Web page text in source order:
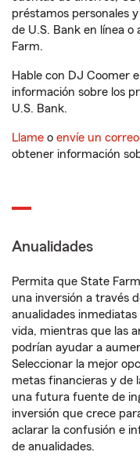
préstamos personales
de U.S. Bank en línea
Farm.
Hable con DJ Coomer
información sobre los
U.S. Bank.
Llame o envíe un
obtener información
Anualidades
Permita que State
una inversión a través
anualidades
vida, mientras que las
podrían ayudar a
Seleccionar la mejor
metas financieras y de
una futura fuente de
inversión que crece
aclarar la confusión e
de anualidades.